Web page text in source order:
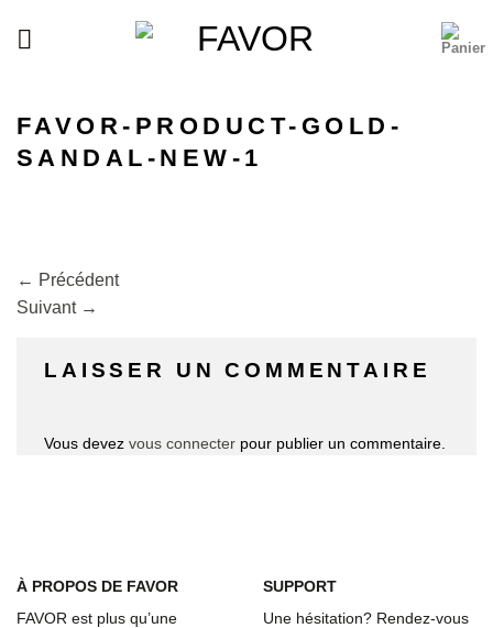
FAVOR-PRODUCT-GOLD-
SANDAL-NEW-1
← Précédent
Suivant →
LAISSER UN COMMENTAIRE
Vous devez vous connecter pour publier un commentaire.
À PROPOS DE FAVOR
FAVOR est plus qu’une
SUPPORT
Une hésitation? Rendez-vous